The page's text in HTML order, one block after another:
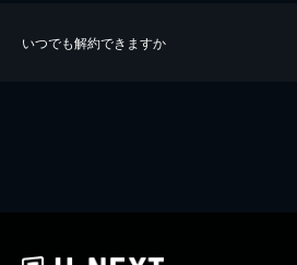
いつでも解約できますか